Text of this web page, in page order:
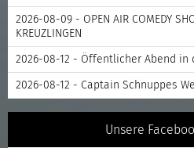
2026-08-09 - OPEN AIR COMEDY
KREUZLINGEN
2026-08-12 - Öffentlicher Abend in
2026-08-12 - Captain Schnuppes
Unsere